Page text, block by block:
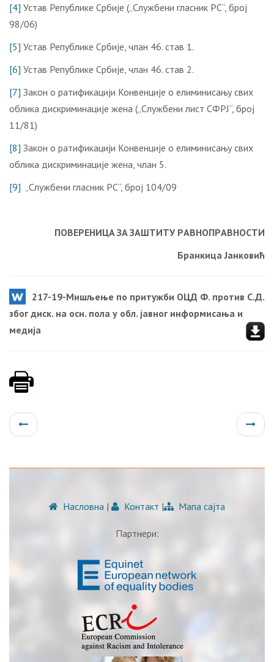
[4] Устав Републике Србије („Службени гласник РС“, број
98/06)
[5] Устав Републике Србије, члан 46. став 1.
[6] Устав Републике Србије, члан 46. став 2.
[7] Закон о ратификацији Конвенције о елиминисању свих
облика дискриминације жена („Службени лист СФРЈ“, број
11/81)
[8] Закон о ратификацији Конвенције о елиминисању свих
облика дискриминације жена, члан 5.
[9] „Службени гласник РС“, број 104/09
ПOВEРEНИЦA ЗA ЗAШTИTУ РAВНOПРAВНOСTИ
Брaнкицa Jaнкoвић
217-19-Мишљење по притужби ОЦД Ф. против С.Д.
због диск. на осн. пола у обл. јавног информисања и
медија
Насловна | Контакт | Мапа сајта
Партнери: